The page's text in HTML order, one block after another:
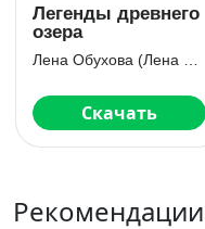
Город засыпает
Скачать
Рекомендации